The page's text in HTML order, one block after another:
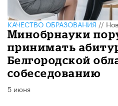
КАЧЕСТВО ОБРАЗОВАНИЯ//
Минобрнауки
принимать
Белгородской
собеседованию
5 июня